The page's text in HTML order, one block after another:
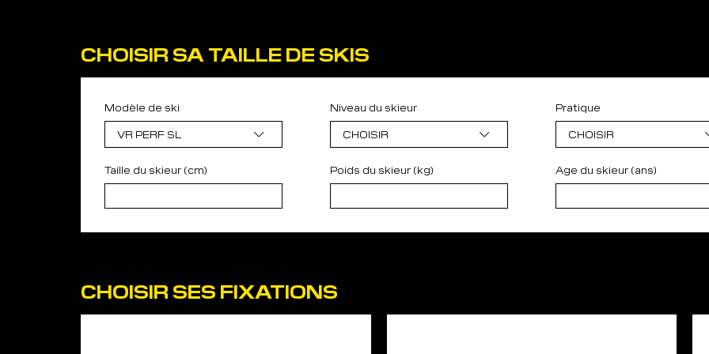
CHOISIR SA TAILLE DE SKIS
Modèle de ski
VR PERF SL
Niveau du skieur
CHOISIR
Pratique
CHOISIR
Taille du skieur (cm) Poids du skieur (kg) Age du skieur (ans)
CHOISIR SES FIXATIONS